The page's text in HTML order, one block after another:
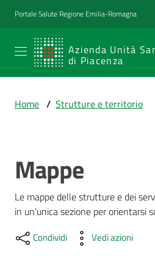
Vai al contenuto
Vai alla navigazione
Vai al footer
Portale Salute Regione Emilia-Romagna
Azienda Unità
di Piacenza
SERVIZIO
SANITARIO
Emilia-
Sanitaria Locale
di Piacenza
Prestazioni
e
percorsi
Home / Strutture e territorio
Mappe
Le mappe delle strutture e dei
in un’unica sezione per orientarsi
Condividi Vedi azioni